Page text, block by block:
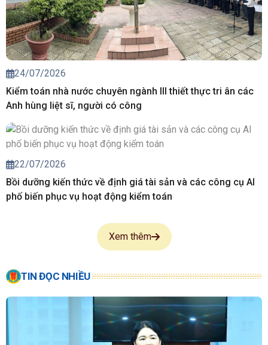
24/07/2026
Kiểm toán nhà nước chuyên ngành III thiết thực tri ân các
Anh hùng liệt sĩ, người có công
22/07/2026
Bồi dưỡng kiến thức về định giá tài sản và các công cụ AI
phố biến phục vụ hoạt động kiểm toán
Xem thêm
TIN ĐỌC NHIỀU